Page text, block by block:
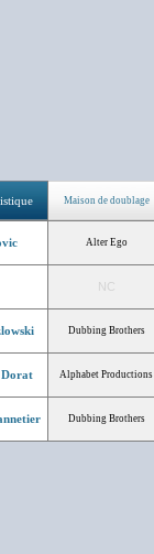
Maison de doublage
Alter Ego
NC
Dubbing Brothers
Alphabet Productions
Dubbing Brothers